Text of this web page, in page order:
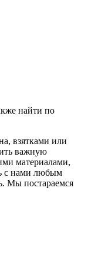
найти по
взятками или
важную
материалами,
с нами любым
Мы постараемся